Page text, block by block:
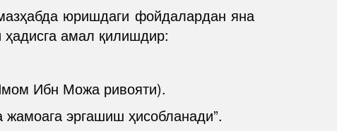
юришдаги фойдалардан яна
амал қилишдир:
Ибн Можа ривояти).
жамоага эргашиш ҳисобланади”.